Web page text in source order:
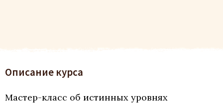
Описание курса
Мастер-класс об истинных уровнях